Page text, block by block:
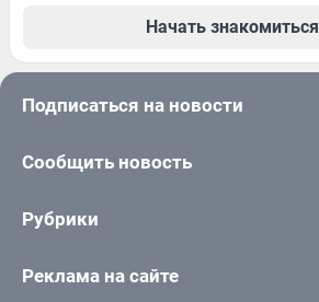
Начать знакомиться
Подписаться на новости
Сообщить новость
Рубрики
Реклама на сайте